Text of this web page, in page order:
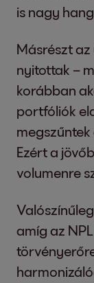
is nagy
Másrészt az
nyitottak –
korábban
portfóliók
Ezért a
volumenre
amíg az